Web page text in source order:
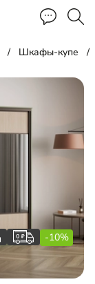
Шкафы-купе
-10%